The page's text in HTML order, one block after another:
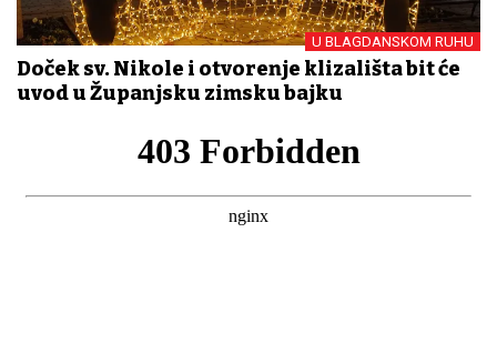
U BLAGDANSKOM RUHU
Doček sv. Nikole i otvorenje klizališta bit će
uvod u Županjsku zimsku bajku